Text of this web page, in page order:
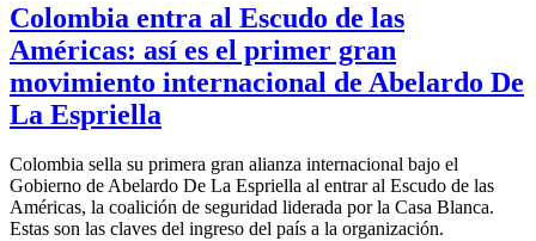
Colombia entra al Escudo de las
Américas: así es el primer gran
movimiento internacional de Abelardo De
La Espriella
Colombia sella su primera gran alianza internacional bajo el
Gobierno de Abelardo De La Espriella al entrar al Escudo de las
Américas, la coalición de seguridad liderada por la Casa Blanca.
Estas son las claves del ingreso del país a la organización.